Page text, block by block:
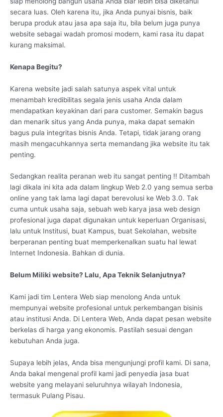
secara luas. Oleh karena itu, jika Anda punyai bisnis, baik
berupa produk atau jasa apa saja itu, bila belum juga punya
website sebagai wadah promosi modern, kami rasa itu dapat
kurang maksimal.
Kenapa Begitu?
Karena website jadi salah satunya aspek vital untuk
menambah kredibilitas segala jenis usaha Anda dalam
mendapatkan keyakinan dari para customer. Semakin bagus
dan menarik situs yang Anda punya, maka dapat semakin
bagus pula integritas bisnis Anda. Tetapi, tidak jarang orang
masih mengacuhkannya serta memandang jika website itu tak
penting.
Sedangkan realita peranan web itu sangat penting !! Ditambah
lagi dikala ini kita ada dalam lingkup Web 2.0 yang semua serba
online yang tak lama lagi dapat berevolusi ke Web 3.0. Tak
cuma untuk usaha saja, sebuah web karya jasa web design
profesional juga dapat digunakan untuk keperluan Organisasi,
lalu untuk Institusi, buat Kampus, buat Sekolahan, website
berperanan penting buat memperkenalkan suatu hal lewat
Internet Indonesia. Bahkan di dunia.
Belum Miliki website? Lalu, Apa Teknik Selanjutnya?
Kami jadi tim Lentera Web siap menolong Anda untuk
mempunyai website profesional untuk perkembangan bisinis
atau institusi Anda. Di Lentera Web, Anda dapat pesan website
berkelas di harga yang ekonomis. Pastilah sesuai dengan
kebutuhan Anda juga.
Supaya lebih jelas, Anda bisa mengunjungi profil kami. Di sana,
Anda bakal mengenal profil kami jadi penyedia jasa buat
website yang melayani seluruhnya wilayah Indonesia,
termasuk Pulang Pisau.